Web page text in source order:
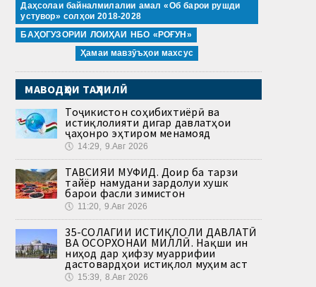
Даҳсолаи байналмилалии амал «Об барои рушди
устувор» солҳои 2018-2028
БАҲОГУЗОРИИ ЛОИҲАИ НБО «РОҒУН»
Ҳамаи мавзӯъҳои махсус
МАВОДҲОИ ТАҲЛИЛӢ
Тоҷикистон соҳибихтиёрӣ ва
истиқлолияти дигар давлатҳои
ҷаҳонро эҳтиром менамояд
🕔 14:29, 9.Авг 2026
ТАВСИЯИ МУФИД. Доир ба тарзи
тайёр намудани зардолуи хушк
барои фасли зимистон
🕔 11:20, 9.Авг 2026
35-СОЛАГИИ ИСТИҚЛОЛИ ДАВЛАТӢ
ВА ОСОРХОНАИ МИЛЛӢ. Нақши ин
ниҳод дар ҳифзу муаррифии
дастовардҳои истиқлол муҳим аст
🕔 15:39, 8.Авг 2026